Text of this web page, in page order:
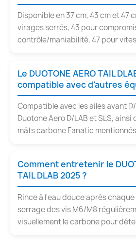
Disponible en 37 cm, 43 cm et 47
virages serrés, 43 pour
contrôle/maniabilité, 47 pour
Le DUOTONE AERO TAIL
compatible avec d'autres
Compatible avec les ailes avant
Duotone Aero D/LAB et SLS,
mâts carbone Fanatic
Comment entretenir le
TAIL DLAB 2025 ?
Rince à l'eau douce après
serrage des vis M6/M8
visuellement le carbone pour